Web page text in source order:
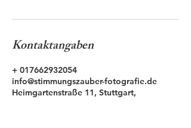
Kontaktangaben
+ 017662932054
info@stimmungszauber-fotografie.de
Heimgartenstraße 11, Stuttgart,